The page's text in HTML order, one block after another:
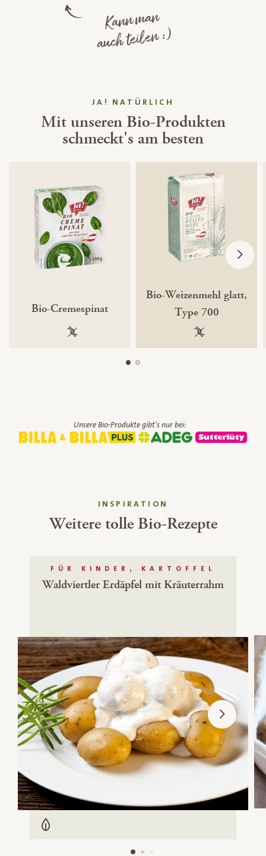
Kann man
auch teilen :)
JA! NATÜRLICH
Mit unseren Bio-Produkten
schmeckt's am besten
Bio-Cremespinat
100 % gentechnikfrei
Bio-Weizenmehl glatt,
Type 700
100 %
Unsere Bio-Produkte gibt's nur bei:
INSPIRATION
Weitere tolle Bio-Rezepte
FÜR KINDER, KARTOFFEL
Waldviertler Erdäpfel mit Kräuterrahm
Vegetarisch